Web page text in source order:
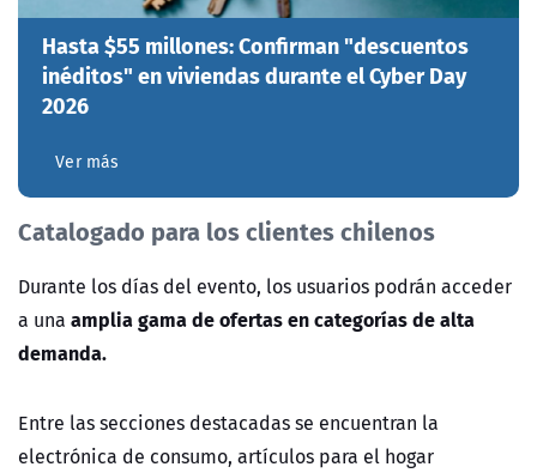
Hasta $55 millones: Confirman "descuentos
inéditos" en viviendas durante el Cyber Day
2026
Ver más
Catalogado para los clientes chilenos
Durante los días del evento, los usuarios podrán acceder
a una amplia gama de ofertas en categorías de alta
demanda.
Entre las secciones destacadas se encuentran la
electrónica de consumo, artículos para el hogar